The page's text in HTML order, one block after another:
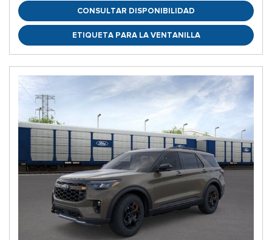
CONSULTAR DISPONIBILIDAD
ETIQUETA PARA LA VENTANILLA